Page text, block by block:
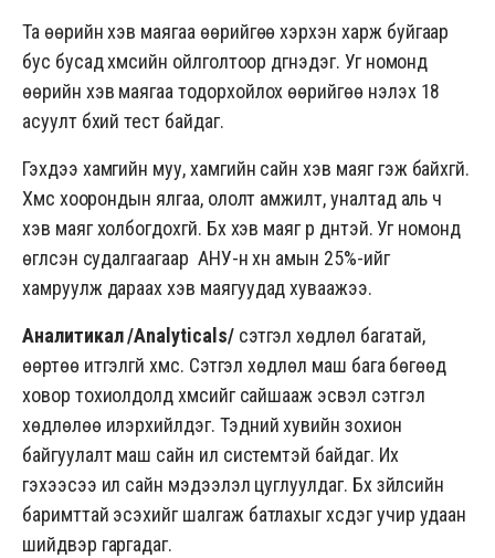
Та өөрийн хэв маягаа өөрийгөө хэрхэн харж буйгаар
бус бусад хүмүүсийн ойлголтоор дүгнэдэг. Уг номонд
өөрийн хэв маягаа тодорхойлох өөрийгөө үнэлэх 18
асуулт бүхий тест байдаг.
Гэхдээ хамгийн муу, хамгийн сайн хэв маяг гэж байхгүй.
Хүмүүс хоорондын ялгаа, ололт амжилт, уналтад аль ч
хэв маяг холбогдохгүй. Бүх хэв маяг үр дүнтэй. Уг номонд
өгүүлсэн судалгаагаар АНУ-н хүн амын 25%-ийг
хамруулж дараах хэв маягуудад хуваажээ.
Аналитикал /Analyticals/ сэтгэл хөдлөл багатай,
өөртөө итгэлгүй хүмүүс. Сэтгэл хөдлөл маш бага бөгөөд
ховор тохиолдолд хүмүүсийг сайшааж эсвэл сэтгэл
хөдлөлөө илэрхийлдэг. Тэдний хувийн зохион
байгуулалт маш сайн илүү системтэй байдаг. Их
гэхээсээ илүү сайн мэдээлэл цуглуулдаг. Бүх зүйлсийн
баримттай эсэхийг шалгаж батлахыг хүсдэг учир удаан
шийдвэр гаргадаг.